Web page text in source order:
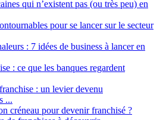
qui n’existent pas (ou très peu) en
pour se lancer sur le secteur
: 7 idées de business à lancer en
: ce que les banques regardent
: un levier devenu
...
créneau pour devenir franchisé ?